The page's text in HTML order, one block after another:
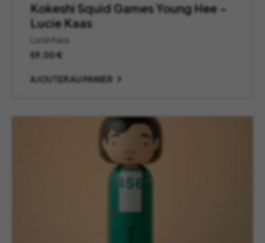
Kokeshi Squid Games Young Hee –
Lucie Kaas
Lucie Kass
59,00€
AJOUTER AU PANIER